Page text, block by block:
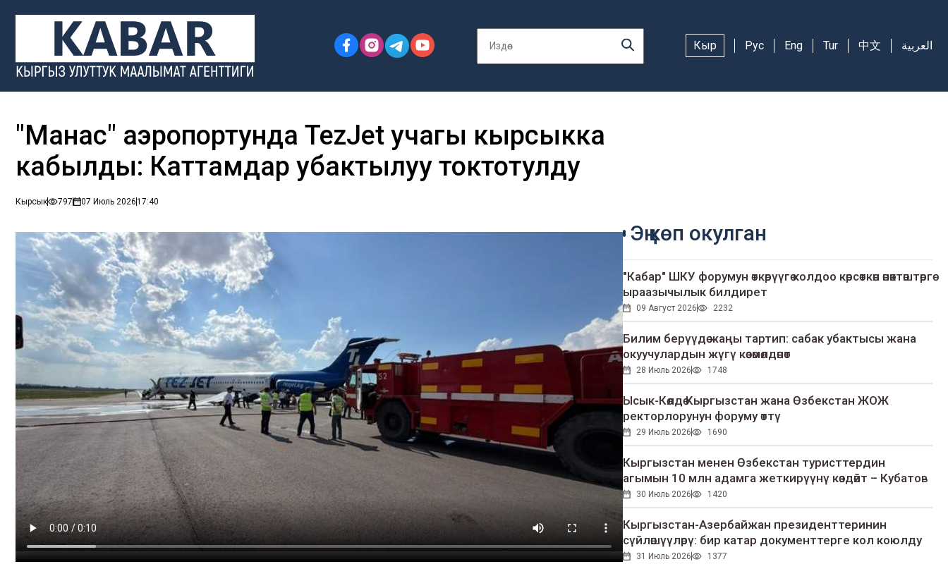
Кыр Рус Eng Tur 中文 العربية
"Манас" аэропортунда TezJet учагы кырсыкка
кабылды: Каттамдар убактылуу токтотулду
Кырсык 797 07 Июль 202617:40
Эң көп окулган
"Кабар" ШКУ форумун өткөрүүгө колдоо көрсөткөн өнөктөштөргө
ыраазычылык билдирет
09 Август 2026 2232
Билим берүүдө жаңы тартип: сабак убактысы жана
окуучулардын жүгү көзөмөлдөнөт
28 Июль 2026 1748
Ысык-Көлдө Кыргызстан жана Өзбекстан ЖОЖ
ректорлорунун форуму өттү
29 Июль 2026 1690
Кыргызстан менен Өзбекстан туристтердин
агымын 10 млн адамга жеткирүүнү көздөйт – Кубатов
30 Июль 2026 1420
Кыргызстан-Азербайжан президенттеринин
сүйлөшүүлөрү: бир катар документтерге кол коюлду
31 Июль 2026 1377